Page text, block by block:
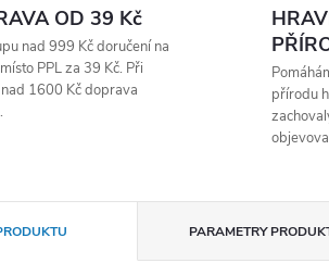
OD 39 Kč
nad 999 Kč doručení na
PPL za 39 Kč. Při
1600 Kč doprava
přírodu
PARAMETRY